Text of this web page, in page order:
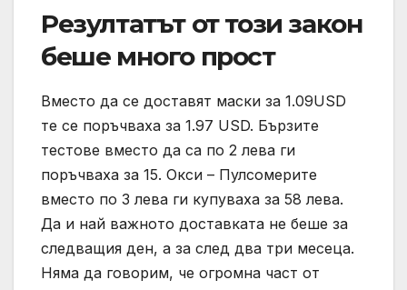
Резултатът от този закон
беше много прост
Вместо да се доставят маски за 1.09USD
те се поръчваха за 1.97 USD. Бързите
тестове вместо да са по 2 лева ги
поръчваха за 15. Окси – Пулсомерите
вместо по 3 лева ги купуваха за 58 лева.
Да и най важното доставката не беше за
следващия ден, а за след два три месеца.
Няма да говорим, че огромна част от